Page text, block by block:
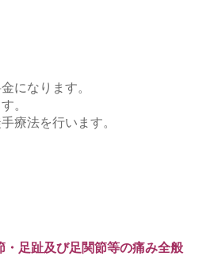
になります。
。
療法を行います。
・足趾及び足関節等の痛み全般